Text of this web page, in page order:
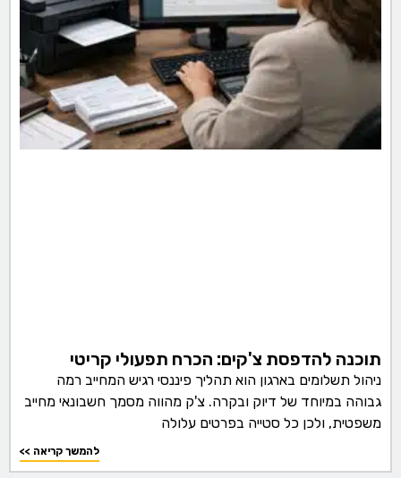
תוכנה להדפסת צ'קים: הכרח תפעולי קריטי
ניהול תשלומים בארגון הוא תהליך פיננסי רגיש המחייב רמה
גבוהה במיוחד של דיוק ובקרה. צ'ק מהווה מסמך חשבונאי מחייב
משפטית, ולכן כל סטייה בפרטים עלולה
<< להמשך קריאה